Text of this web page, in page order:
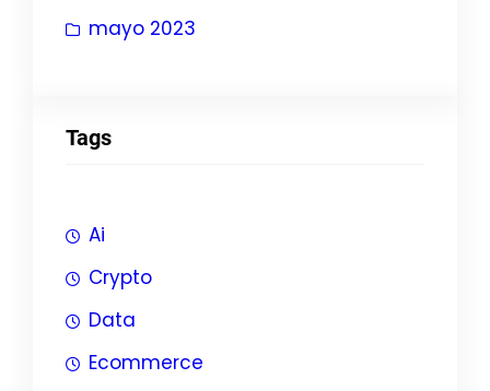
mayo 2023
Tags
Ai
Crypto
Data
Ecommerce